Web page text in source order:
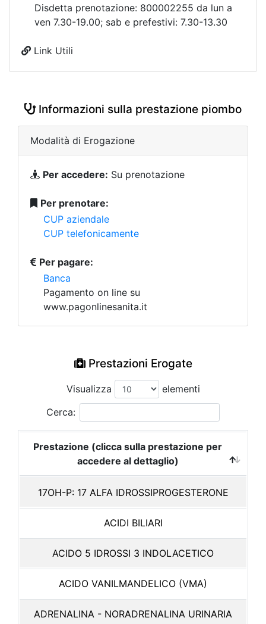
Disdetta prenotazione: 800002255 da lun a
ven 7.30-19.00; sab e prefestivi: 7.30-13.30
Link Utili
Informazioni sulla prestazione piombo
Modalità di Erogazione
Per accedere: Su prenotazione
Per prenotare:
CUP aziendale
CUP telefonicamente
Per pagare:
Banca
Pagamento on line su
www.pagonlinesanita.it
Prestazioni Erogate
Visualizza
elementi
Cerca:
Prestazione (clicca sulla prestazione per
accedere al dettaglio)
17OH-P: 17 ALFA IDROSSIPROGESTERONE
ACIDI BILIARI
ACIDO 5 IDROSSI 3 INDOLACETICO
ACIDO VANILMANDELICO (VMA)
ADRENALINA - NORADRENALINA URINARIA